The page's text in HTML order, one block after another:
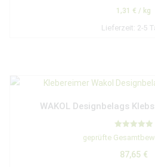
1,31 € / kg
Lieferzeit: 2-5
WAKOL Designbelags
Bewertet mit
5.00
geprüfte
87,65 €